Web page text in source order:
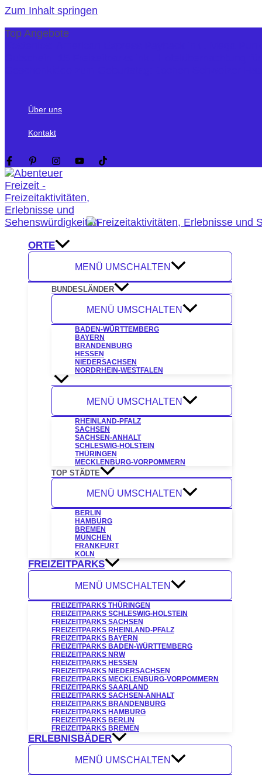
Zum Inhalt springen
Top Angebote
Über uns
Kontakt
ORTE
MENÜ UMSCHALTEN
BUNDESLÄNDER
MENÜ UMSCHALTEN
BADEN-WÜRTTEMBERG
BAYERN
BRANDENBURG
HESSEN
NIEDERSACHSEN
NORDRHEIN-WESTFALEN
MENÜ UMSCHALTEN
RHEINLAND-PFALZ
SACHSEN
SACHSEN-ANHALT
SCHLESWIG-HOLSTEIN
THÜRINGEN
MECKLENBURG-VORPOMMERN
TOP STÄDTE
MENÜ UMSCHALTEN
BERLIN
HAMBURG
BREMEN
MÜNCHEN
FRANKFURT
KÖLN
FREIZEITPARKS
MENÜ UMSCHALTEN
FREIZEITPARKS THÜRINGEN
FREIZEITPARKS SCHLESWIG-HOLSTEIN
FREIZEITPARKS SACHSEN
FREIZEITPARKS RHEINLAND-PFALZ
FREIZEITPARKS BAYERN
FREIZEITPARKS BADEN-WÜRTTEMBERG
FREIZEITPARKS NRW
FREIZEITPARKS HESSEN
FREIZEITPARKS NIEDERSACHSEN
FREIZEITPARKS MECKLENBURG-VORPOMMERN
FREIZEITPARKS SAARLAND
FREIZEITPARKS SACHSEN-ANHALT
FREIZEITPARKS BRANDENBURG
FREIZEITPARKS HAMBURG
FREIZEITPARKS BERLIN
FREIZEITPARKS BREMEN
ERLEBNISBÄDER
MENÜ UMSCHALTEN